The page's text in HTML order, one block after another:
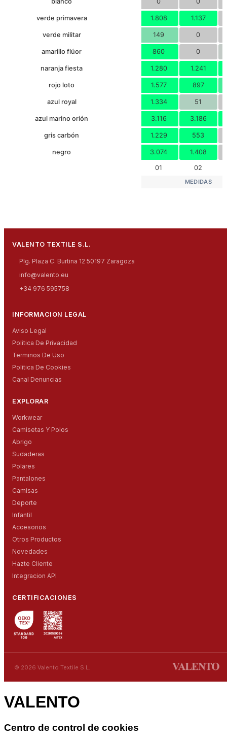
verde primavera 1.808 1.137
verde militar 149 0
amarillo flúor 860 0
naranja fiesta 1.280 1.241
rojo loto 1.577 897
azul royal 1.334 51
azul marino orión 3.116 3.186
gris carbón 1.229 553
negro 3.074 1.408
01 02
MEDIDAS
VALENTO TEXTILE S.L.
Plg. Plaza C. Burtina 12 50197 Zaragoza
info@valento.eu
+34 976 595758
INFORMACION LEGAL
Aviso Legal
Politica De Privacidad
Terminos De Uso
Politica De Cookies
Canal Denuncias
EXPLORAR
Workwear
Camisetas Y Polos
Abrigo
Sudaderas
Polares
Pantalones
Camisas
Deporte
Infantil
Accesorios
Otros Productos
Novedades
Hazte Cliente
Integracion API
CERTIFICACIONES
© 2026 Valento Textile S.L.
VALENTO
Centro de control de cookies